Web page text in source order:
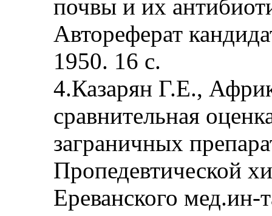
почвы и их
Автореферат
1950. 16 с.
4.Казарян Г.Е.,
сравнительная
заграничных
Пропедевтической
Ереванского мед.ин-